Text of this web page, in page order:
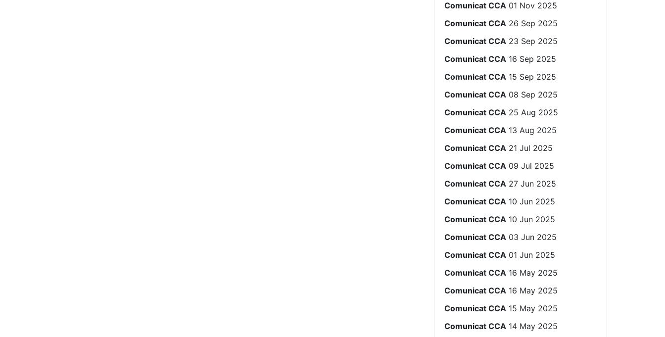
Comunicat CCA 01 Nov 2025
Comunicat CCA 26 Sep 2025
Comunicat CCA 23 Sep 2025
Comunicat CCA 16 Sep 2025
Comunicat CCA 15 Sep 2025
Comunicat CCA 08 Sep 2025
Comunicat CCA 25 Aug 2025
Comunicat CCA 13 Aug 2025
Comunicat CCA 21 Jul 2025
Comunicat CCA 09 Jul 2025
Comunicat CCA 27 Jun 2025
Comunicat CCA 10 Jun 2025
Comunicat CCA 10 Jun 2025
Comunicat CCA 03 Jun 2025
Comunicat CCA 01 Jun 2025
Comunicat CCA 16 May 2025
Comunicat CCA 16 May 2025
Comunicat CCA 15 May 2025
Comunicat CCA 14 May 2025